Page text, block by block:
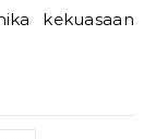
kekuasaan